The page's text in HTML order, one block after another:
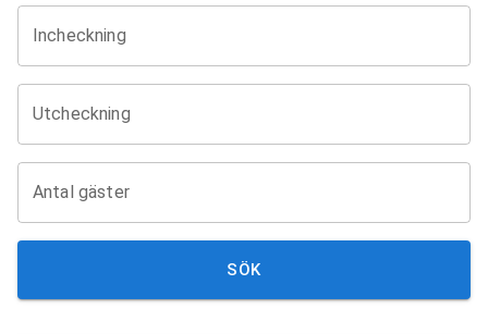
Incheckning
Utcheckning
Antal gäster
SÖK